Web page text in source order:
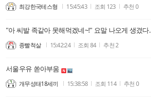
최강한국테스형 15:45:43 조회 123 추천 0
"아 씨발 족같아 못해먹겠네~!" 요말 나오게 생겼다.
종빨척살 15:42:24 조회 84 추천2
서울우유 쏟아부움
개무성태18세끼 15:38:58 조회 114 추천 0